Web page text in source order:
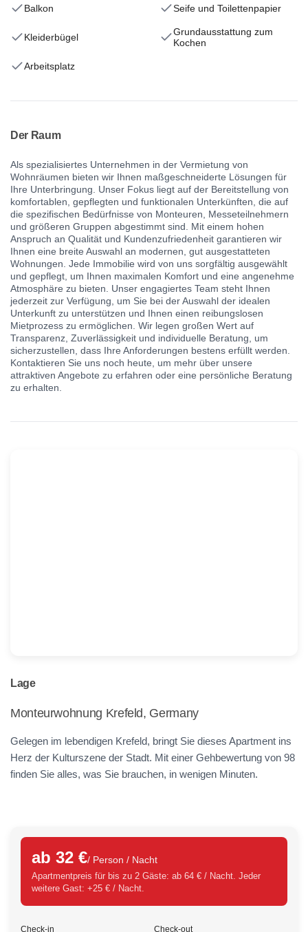
Balkon Seife und Toilettenpapier
Kleiderbügel
Grundausstattung zum
Kochen
Arbeitsplatz
Der Raum
Als spezialisiertes Unternehmen in der Vermietung von
Wohnräumen bieten wir Ihnen maßgeschneiderte Lösungen für
Ihre Unterbringung. Unser Fokus liegt auf der Bereitstellung von
komfortablen, gepflegten und funktionalen Unterkünften, die auf
die spezifischen Bedürfnisse von Monteuren, Messeteilnehmern
und größeren Gruppen abgestimmt sind. Mit einem hohen
Anspruch an Qualität und Kundenzufriedenheit garantieren wir
Ihnen eine breite Auswahl an modernen, gut ausgestatteten
Wohnungen. Jede Immobilie wird von uns sorgfältig ausgewählt
und gepflegt, um Ihnen maximalen Komfort und eine angenehme
Atmosphäre zu bieten. Unser engagiertes Team steht Ihnen
jederzeit zur Verfügung, um Sie bei der Auswahl der idealen
Unterkunft zu unterstützen und Ihnen einen reibungslosen
Mietprozess zu ermöglichen. Wir legen großen Wert auf
Transparenz, Zuverlässigkeit und individuelle Beratung, um
sicherzustellen, dass Ihre Anforderungen bestens erfüllt werden.
Kontaktieren Sie uns noch heute, um mehr über unsere
attraktiven Angebote zu erfahren oder eine persönliche Beratung
zu erhalten.
Lage
Monteurwohnung Krefeld, Germany
Gelegen im lebendigen Krefeld, bringt Sie dieses Apartment ins
Herz der Kulturszene der Stadt. Mit einer Gehbewertung von 98
finden Sie alles, was Sie brauchen, in wenigen Minuten.
ab 32 €/ Person / Nacht
Apartmentpreis für bis zu 2 Gäste: ab 64 € / Nacht. Jeder
weitere Gast: +25 € / Nacht.
Check-in Check-out